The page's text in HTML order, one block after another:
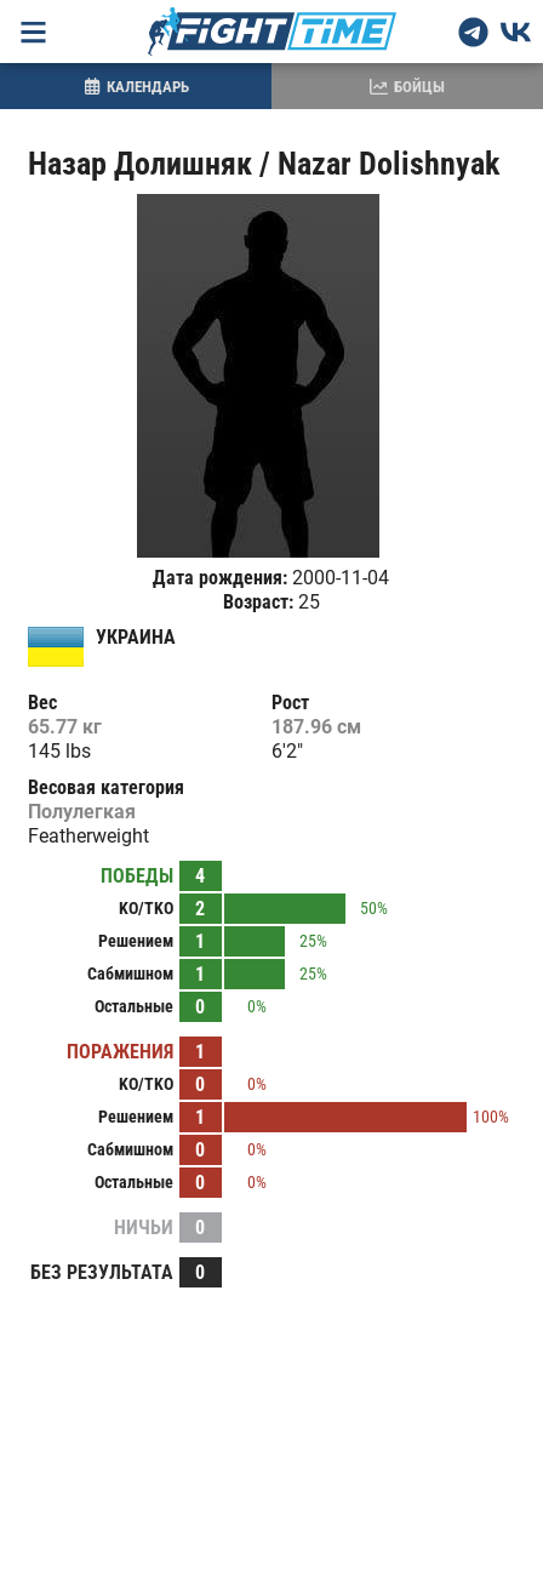
Назар Долишняк / Nazar Dolishnyak
Дата рождения: 2000-11-04
Возраст:25
УКРАИНА
Вес
65.77 кг
145 lbs
Рост
187.96 см
6'2"
Весовая категория
Полулегкая
Featherweight
ПОБЕДЫ
4
KO/TKO 2
50%
Решением
1
25%
Сабмишном
1
25%
Остальные
0 0%
ПОРАЖЕНИЯ 1
KO/TKO 0
0%
Решением
1
100%
Сабмишном
0
0%
Остальные
0 0%
НИЧЬИ
0
БЕЗ РЕЗУЛЬТАТА
0
КАЛЕНДАРЬ БОЙЦЫ